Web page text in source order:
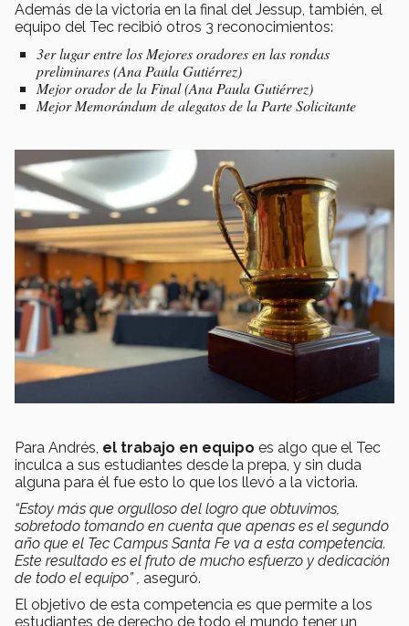
Además de la victoria en la final del Jessup, también, el
equipo del Tec recibió otros 3 reconocimientos:
3er lugar entre los Mejores oradores en las rondas
preliminares (Ana Paula Gutiérrez)
Mejor orador de la Final (Ana Paula Gutiérrez)
Mejor Memorándum de alegatos de la Parte Solicitante
Para Andrés, el trabajo en equipo es algo que el Tec
inculca a sus estudiantes desde la prepa, y sin duda
alguna para él fue esto lo que los llevó a la victoria.
“Estoy más que orgulloso del logro que obtuvimos,
sobretodo tomando en cuenta que apenas es el segundo
año que el Tec Campus Santa Fe va a esta competencia.
Este resultado es el fruto de mucho esfuerzo y dedicación
de todo el equipo” , aseguró.
El objetivo de esta competencia es que permite a los
estudiantes de derecho de todo el mundo tener un